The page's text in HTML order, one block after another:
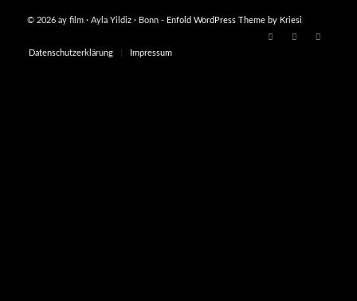
© 2026 ay film · Ayla Yildiz · Bonn - Enfold WordPress Theme by Kriesi
Datenschutzerklärung Impressum